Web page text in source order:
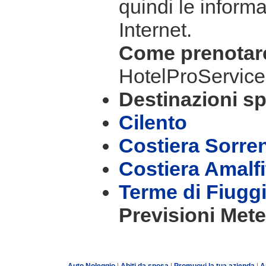
quindi le
Internet.
Come
Destinazioni
Cilento
Costiera
Costiera
Terme di Fiuggi
Previsioni